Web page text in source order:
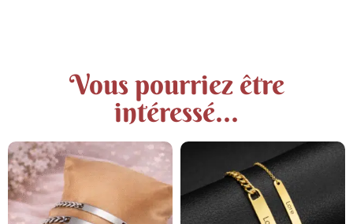
Vous pourriez être
intéressé...